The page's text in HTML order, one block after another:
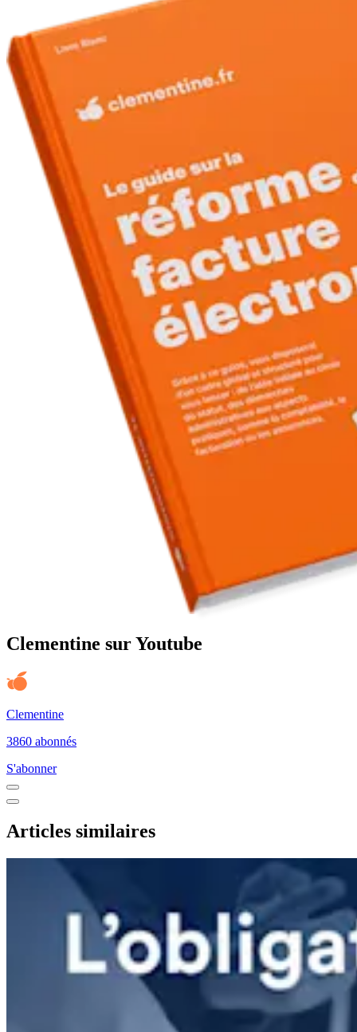
Clementine sur Youtube
Clementine
3860 abonnés
S'abonner
Articles similaires